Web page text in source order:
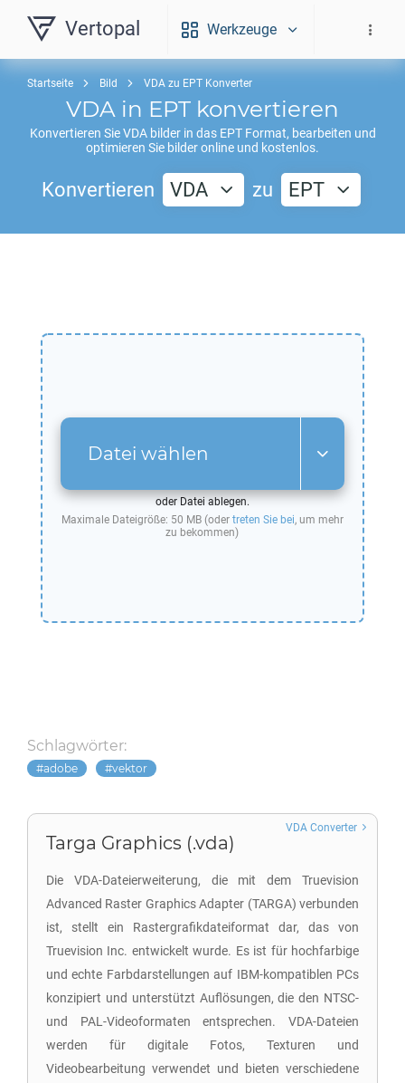
Vertopal Werkzeuge
Startseite Bild VDA zu EPT Konverter
VDA in EPT konvertieren
Konvertieren SieVDAbilder in das EPTFormat, bearbeiten und
optimieren Sie bilder online und kostenlos.
Konvertieren VDA zu EPT
Datei wählen
oder Datei ablegen.
Maximale Dateigröße: 50 MB (oder treten Sie bei, um mehr
zu bekommen)
Schlagwörter:
adobe vektor
Targa Graphics (.vda)
Die VDA-Dateierweiterung, die mit dem Truevision
Advanced Raster Graphics Adapter (TARGA) verbunden
ist, stellt ein Rastergrafikdateiformat dar, das von
Truevision Inc. entwickelt wurde. Es ist für hochfarbige
und echte Farbdarstellungen auf IBM-kompatiblen PCs
konzipiert und unterstützt Auflösungen, die den NTSC-
und PAL-Videoformaten entsprechen. VDA-Dateien
werden für digitale Fotos, Texturen und
Videobearbeitung verwendet und bieten verschiedene
VDA Converter